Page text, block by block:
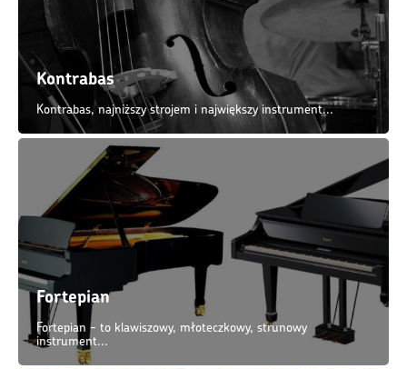
Kontrabas
Kontrabas, najniższy strojem i największy instrument...
Fortepian
Fortepian - to klawiszowy, młoteczkowy, strunowy
instrument...